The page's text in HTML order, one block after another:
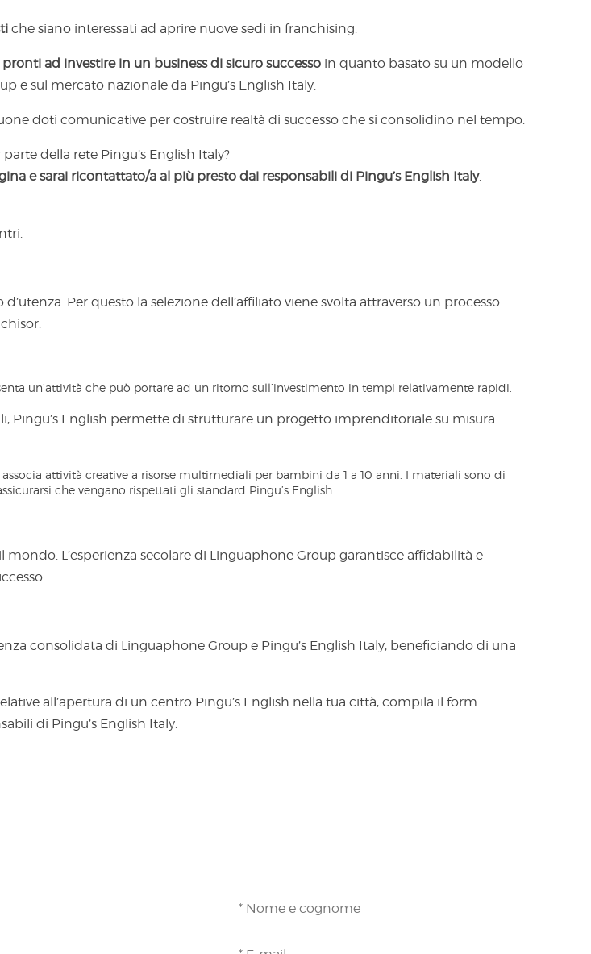
che siano interessati ad aprire nuove sedi in franchising.
pronti ad investire in un business di sicuro successo in quanto basato su un modello
e sul mercato nazionale da Pingu’s English Italy.
doti comunicative per costruire realtà di successo che si consolidino nel tempo.
della rete Pingu’s English Italy?
e sarai ricontattato/a al più presto dai responsabili di Pingu’s English Italy.
Per questo la selezione dell’affiliato viene svolta attraverso un processo
un’attività che può portare ad un ritorno sull’investimento in tempi relativamente rapidi.
English permette di strutturare un progetto imprenditoriale su misura.
attività creative a risorse multimediali per bambini da 1 a 10 anni. I materiali sono di
che vengano rispettati gli standard Pingu’s English.
L’esperienza secolare di Linguaphone Group garantisce affidabilità e
consolidata di Linguaphone Group e Pingu’s English Italy, beneficiando di una
all’apertura di un centro Pingu’s English nella tua città, compila il form
di Pingu’s English Italy.